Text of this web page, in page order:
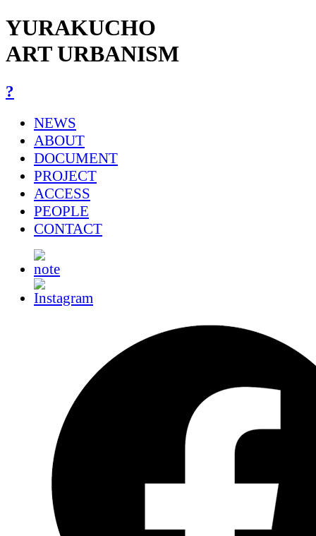
YURAKUCHO
ART URBANISM
?
NEWS
ABOUT
DOCUMENT
PROJECT
ACCESS
PEOPLE
CONTACT